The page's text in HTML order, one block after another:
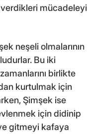
mücadeleyi
neşeli olmalarının
Bu iki
birlikte
kurtulmak için
Şimşek ise
için didinip
gitmeyi kafaya